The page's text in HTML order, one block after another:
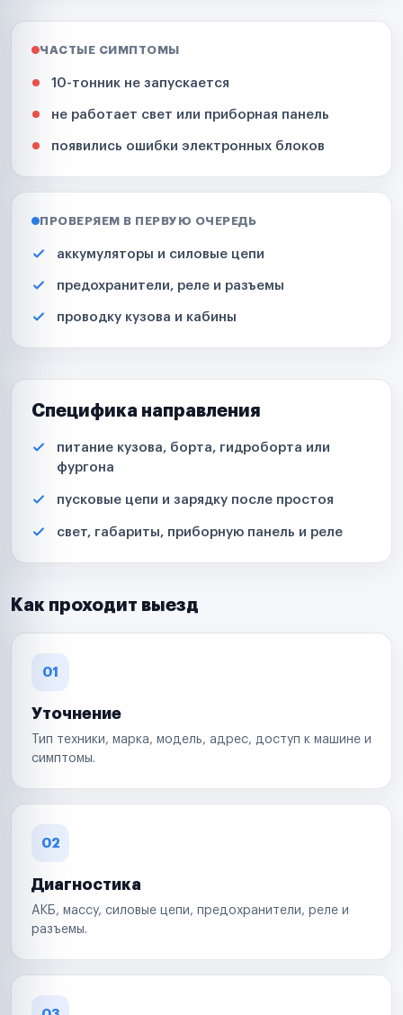
ЧАСТЫЕ СИМПТОМЫ
10-тонник не запускается
не работает свет или приборная панель
появились ошибки электронных блоков
ПРОВЕРЯЕМ В ПЕРВУЮ ОЧЕРЕДЬ
аккумуляторы и силовые цепи
предохранители, реле и разъемы
проводку кузова и кабины
Специфика направления
питание кузова, борта, гидроборта или
фургона
пусковые цепи и зарядку после простоя
свет, габариты, приборную панель и реле
Как проходит выезд
01
Уточнение
Тип техники, марка, модель, адрес, доступ к машине и
симптомы.
02
Диагностика
АКБ, массу, силовые цепи, предохранители, реле и
разъемы.